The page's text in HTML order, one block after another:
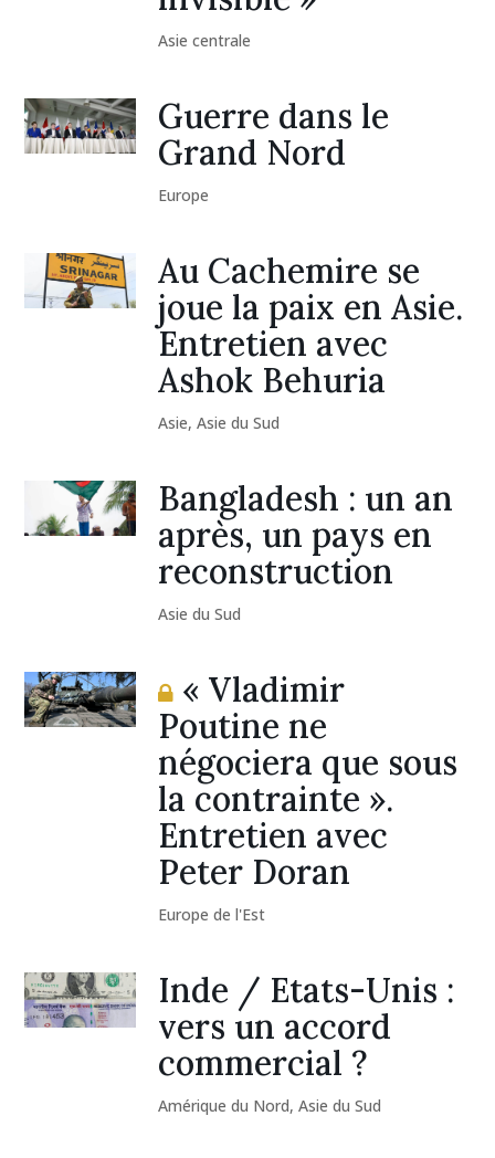
Asie centrale
Guerre dans le
Grand Nord
Europe
Au Cachemire se
joue la paix en Asie.
Entretien avec
Ashok Behuria
Asie,Asie du Sud
Bangladesh : un an
après, un pays en
reconstruction
Asie du Sud
« Vladimir
Poutine ne
négociera que sous
la contrainte ».
Entretien avec
Peter Doran
Europe de l'Est
Inde / Etats-Unis :
vers un accord
commercial ?
Amérique du Nord,Asie du Sud